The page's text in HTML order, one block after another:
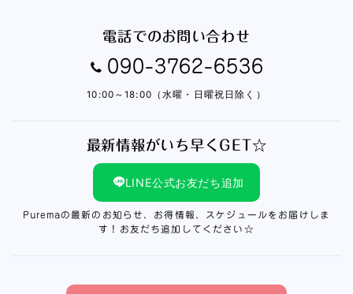
電話でのお問い合わせ
090-3762-6536
10:00～18:00（水曜・日曜祝日除く）
最新情報がいち早くGET☆
LINE公式お友だち追加
Puremaの最新のお知らせ、お得情報、スケジュールをお届けしま
す！お友だち追加してください☆